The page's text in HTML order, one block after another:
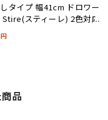
タイプ 幅41cm ドロワー
Stire(スティーレ) 2色対応
円
品